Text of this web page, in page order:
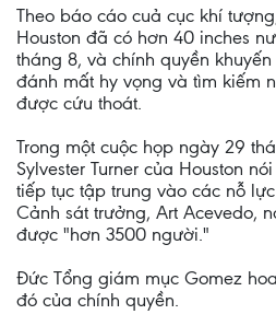
Theo báo cáo cuả cục khí
Houston đã có hơn 40 inches
tháng 8, và chính quyền
đánh mất hy vọng và tìm kiếm
được cứu thoát.
Trong một cuộc họp ngày 29
Sylvester Turner của Houston
tiếp tục tập trung vào các nỗ
Cảnh sát trưởng, Art Acevedo,
được "hơn 3500 người."
Đức Tổng giám mục Gomez
đó của chính quyền.